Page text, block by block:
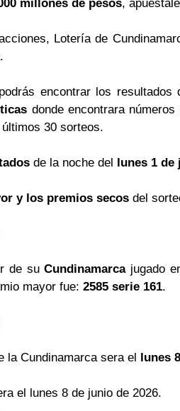
millones de pesos,
Lotería de
encontrar los
donde encontrara
30 sorteos.
de la noche del lunes 1 de
y los premios secos del
de suCundinamarcajugado
mayor fue: 2585 serie 161.
la Cundinamarca sera el lunes
el lunes 8 de junio de 2026.